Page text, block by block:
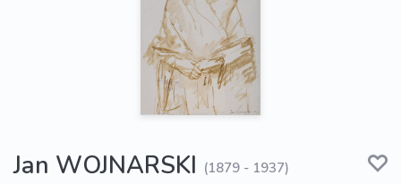
Jan WOJNARSKI (1879 - 1937)